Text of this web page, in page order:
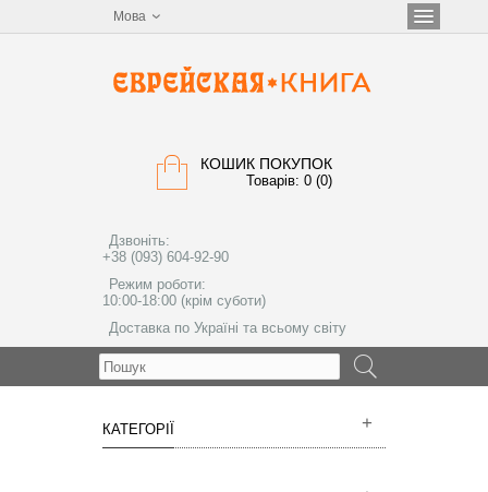
Мова
КОШИК ПОКУПОК
Товарів: 0 (0)
Дзвоніть:
+38 (093) 604-92-90
Режим роботи:
10:00-18:00 (крім суботи)
Доставка по Україні та всьому світу
КАТЕГОРІЇ